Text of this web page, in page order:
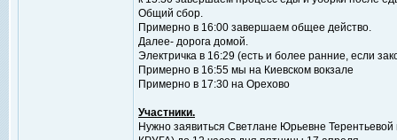
Общий сбор.
Примерно в 16:00 завершаем общее действо.
Далее- дорога домой.
Электричка в 16:29 (есть и более ранние, если
Примерно в 16:55 мы на Киевском вокзале
Примерно в 17:30 на Орехово
Участники.
Нужно заявиться Светлане Юрьевне